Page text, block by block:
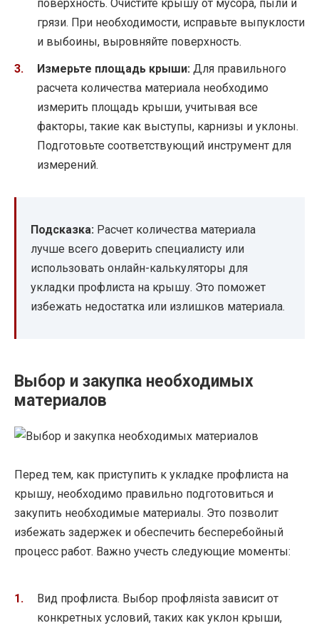
поверхность. Очистите крышу от мусора, пыли и
грязи. При необходимости, исправьте выпуклости
и выбоины, выровняйте поверхность.
Измерьте площадь крыши: Для правильного
расчета количества материала необходимо
измерить площадь крыши, учитывая все
факторы, такие как выступы, карнизы и уклоны.
Подготовьте соответствующий инструмент для
измерений.
Подсказка: Расчет количества материала
лучше всего доверить специалисту или
использовать онлайн-калькуляторы для
укладки профлиста на крышу. Это поможет
избежать недостатка или излишков материала.
Выбор и закупка необходимых
материалов
Перед тем, как приступить к укладке профлиста на
крышу, необходимо правильно подготовиться и
закупить необходимые материалы. Это позволит
избежать задержек и обеспечить бесперебойный
процесс работ. Важно учесть следующие моменты:
Вид профлиста. Выбор профляista зависит от
конкретных условий, таких как уклон крыши,